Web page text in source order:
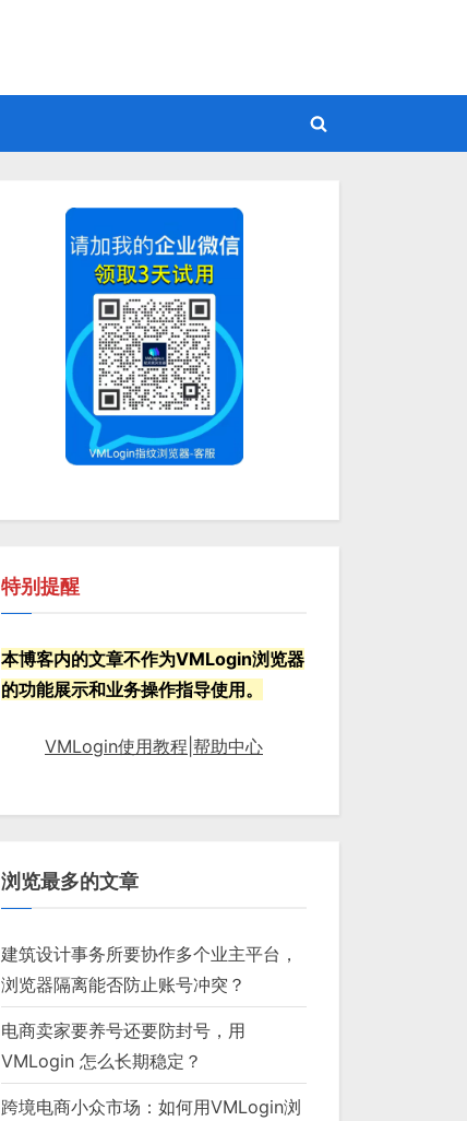
Toggle
特别提醒
本博客内的文章不作为VMLogin浏览器
的功能展示和业务操作指导使用。
VMLogin使用教程|帮助中心
浏览最多的文章
建筑设计事务所要协作多个业主平台，
浏览器隔离能否防止账号冲突？
电商卖家要养号还要防封号，用
VMLogin 怎么长期稳定？
跨境电商小众市场：如何用VMLogin浏